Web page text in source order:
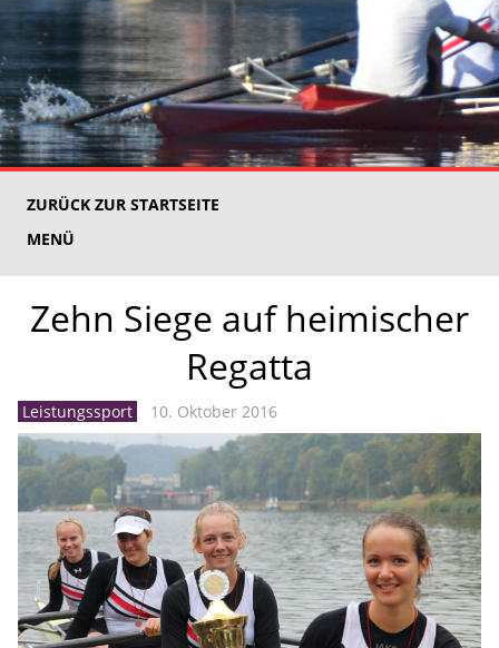
ZURÜCK ZUR STARTSEITE
MENÜ
Zehn Siege auf heimischer
Regatta
Leistungssport 10. Oktober 2016